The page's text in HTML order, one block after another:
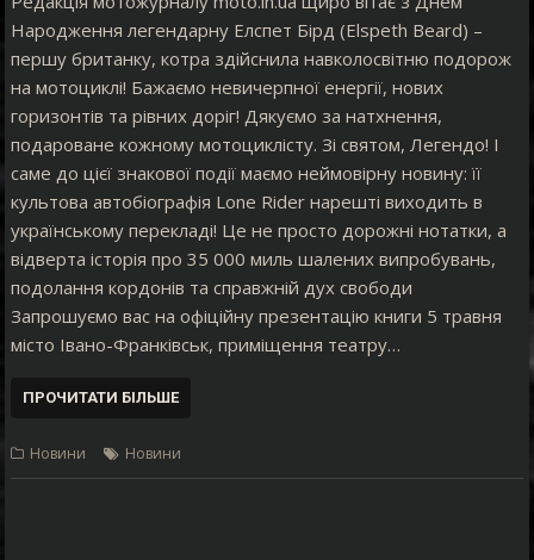
Народження легендарну Елспет Бірд (Elspeth Beard) –
першу британку, котра здійснила навколосвітню подорож
на мотоциклі! Бажаємо невичерпної енергії, нових
горизонтів та рівних доріг! Дякуємо за натхнення,
подароване кожному мотоциклісту. Зі святом, Легендо! І
саме до цієї знакової події маємо неймовірну новину: її
культова автобіографія Lone Rider нарешті виходить в
українському перекладі! Це не просто дорожні нотатки, а
відверта історія про 35 000 миль шалених випробувань,
подолання кордонів та справжній дух свободи
Запрошуємо вас на офіційну презентацію книги 5 травня
місто Івано-Франківськ, приміщення театру…
ПРОЧИТАТИ БІЛЬШЕ
Новини Новини